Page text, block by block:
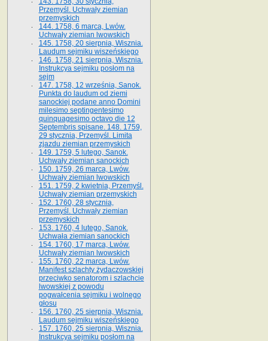
Przemyśl. Uchwały ziemian
przemyskich
144. 1758, 6 marca, Lwów.
Uchwały ziemian lwowskich
145. 1758, 20 sierpnia, Wisznia.
Laudum sejmiku wiszeńskiego
146. 1758, 21 sierpnia, Wisznia.
Instrukcya sejmiku posłom na
sejm
147. 1758, 12 września, Sanok.
Punkta do laudum od ziemi
sanockiej podane anno Domini
milesimo septingentesimo
quinquagesimo octavo die 12
Septembris spisane. 148. 1759,
29 stycznia, Przemyśl. Limita
zjazdu ziemian przemyskich
149. 1759, 5 lutego, Sanok.
Uchwały ziemian sanockich
150. 1759, 26 marca, Lwów.
Uchwały ziemian lwowskich
151. 1759, 2 kwietnia, Przemyśl.
Uchwały ziemian przemyskich
152. 1760, 28 stycznia,
Przemyśl. Uchwały ziemian
przemyskich
153. 1760, 4 lutego, Sanok.
Uchwała ziemian sanockich
154. 1760, 17 marca, Lwów.
Uchwały ziemian lwowskich
155. 1760, 22 marca, Lwów.
Manifest szlachty żydaczowskiej
przeciwko senatorom i szlachcie
lwowskiej z po­wodu
pogwałcenia sejmiku i wolnego
głosu
156. 1760, 25 sierpnia, Wisznia.
Laudum sejmiku wiszeńskiego
157. 1760, 25 sierpnia, Wisznia.
Instrukcya sejmiku posłom na